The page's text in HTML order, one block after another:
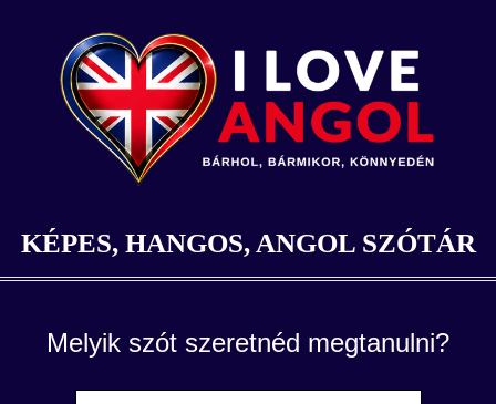
KÉPES, HANGOS, ANGOL SZÓTÁR
Melyik szót szeretnéd megtanulni?